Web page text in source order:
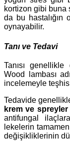
kortizon gibi buna
da bu hastalığın
oynayabilir.
Tanı ve Tedavi
Tanısı
Wood lambası
incelemeyle
Tedavide
krem ve spreyler
antifungal
lekelerin
değişikliklerinin